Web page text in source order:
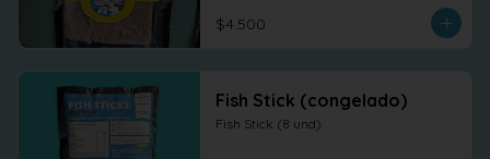
$4.500
Fish Stick (congelado)
Fish Stick (8 und)